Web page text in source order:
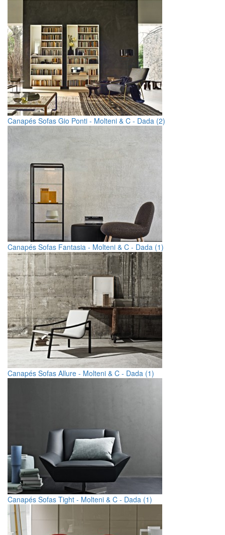
Canapés Sofas Gio Ponti - Molteni & C - Dada (2)
Canapés Sofas Fantasia - Molteni & C - Dada (1)
Canapés Sofas Allure - Molteni & C - Dada (1)
Canapés Sofas Tight - Molteni & C - Dada (1)